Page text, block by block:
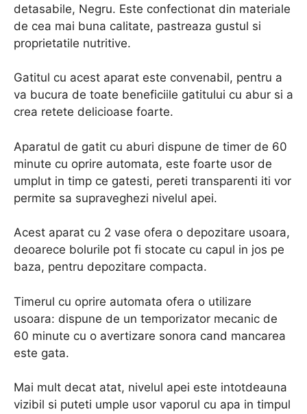
detasabile, Negru. Este confectionat din materiale
de cea mai buna calitate, pastreaza gustul si
proprietatile nutritive.
Gatitul cu acest aparat este convenabil, pentru a
va bucura de toate beneficiile gatitului cu abur si a
crea retete delicioase foarte.
Aparatul de gatit cu aburi dispune de timer de 60
minute cu oprire automata, este foarte usor de
umplut in timp ce gatesti, pereti transparenti iti vor
permite sa supraveghezi nivelul apei.
Acest aparat cu 2 vase ofera o depozitare usoara,
deoarece bolurile pot fi stocate cu capul in jos pe
baza, pentru depozitare compacta.
Timerul cu oprire automata ofera o utilizare
usoara: dispune de un temporizator mecanic de
60 minute cu o avertizare sonora cand mancarea
este gata.
Mai mult decat atat, nivelul apei este intotdeauna
vizibil si puteti umple usor vaporul cu apa in timpul